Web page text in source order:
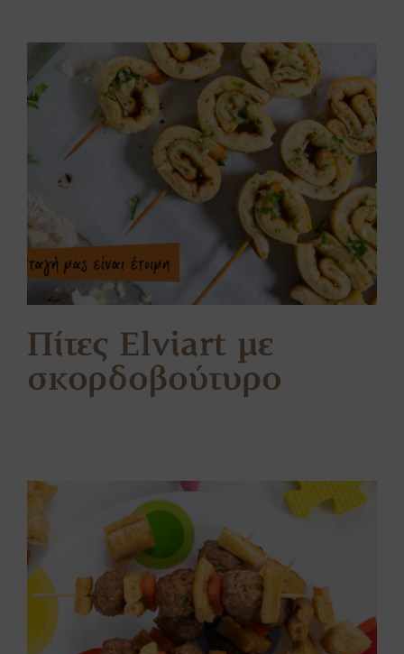
Πίτες Elviart με
σκορδοβούτυρο